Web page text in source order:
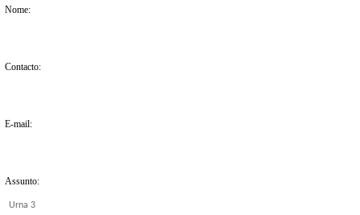
Nome:
Contacto:
E-mail:
Assunto: